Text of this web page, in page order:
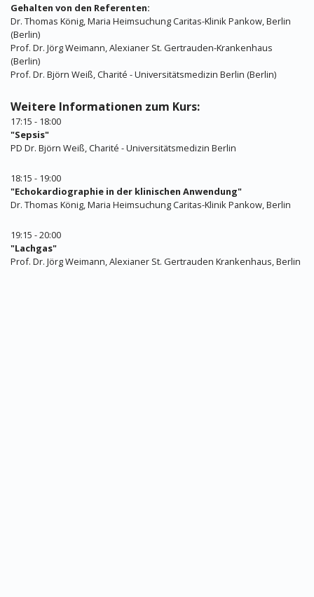
Gehalten von den Referenten:
Dr. Thomas König, Maria Heimsuchung Caritas-Klinik Pankow, Berlin
(Berlin)
Prof. Dr. Jörg Weimann, Alexianer St. Gertrauden-Krankenhaus
(Berlin)
Prof. Dr. Björn Weiß, Charité - Universitätsmedizin Berlin (Berlin)
Weitere Informationen zum Kurs:
17:15 - 18:00
"Sepsis"
PD Dr. Björn Weiß, Charité - Universitätsmedizin Berlin
18:15 - 19:00
"Echokardiographie in der klinischen Anwendung"
Dr. Thomas König, Maria Heimsuchung Caritas-Klinik Pankow, Berlin
19:15 - 20:00
"Lachgas"
Prof. Dr. Jörg Weimann, Alexianer St. Gertrauden Krankenhaus, Berlin